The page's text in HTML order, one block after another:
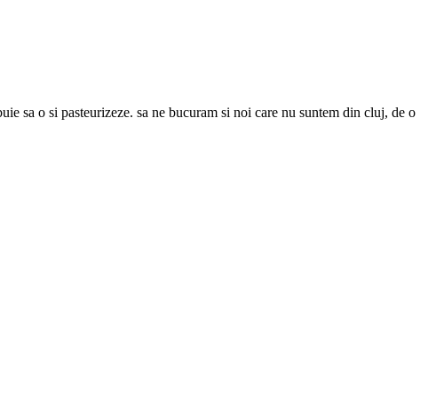
sa o si pasteurizeze. sa ne bucuram si noi care nu suntem din cluj, de o